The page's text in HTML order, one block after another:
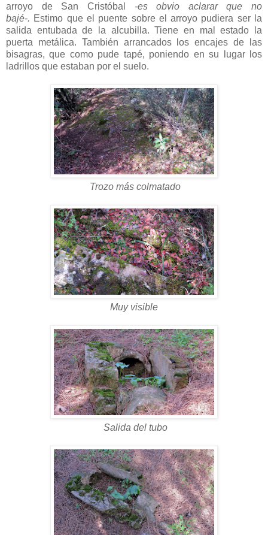
arroyo de San Cristóbal -es obvio aclarar que no
bajé-. Estimo que el puente sobre el arroyo pudiera ser la
salida entubada de la alcubilla. Tiene en mal estado la
puerta metálica. También arrancados los encajes de las
bisagras, que como pude tapé, poniendo en su lugar los
ladrillos que estaban por el suelo.
Trozo más colmatado
Muy visible
Salida del tubo